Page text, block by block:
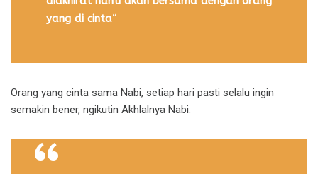
yang di cinta“
Orang yang cinta sama Nabi, setiap hari pasti selalu ingin
semakin bener, ngikutin Akhlalnya Nabi.